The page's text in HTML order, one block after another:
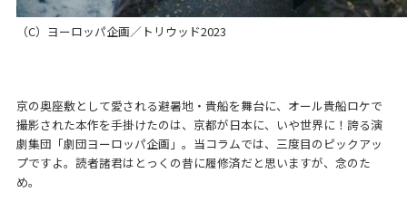
（C）ヨーロッパ企画／トリウッド2023
京の奥座敷として愛される避暑地・貴船を舞台に、オール貴船ロケで
撮影された本作を手掛けたのは、京都が日本に、いや世界に！誇る演
劇集団「劇団ヨーロッパ企画」。当コラムでは、三度目のピックアッ
プですよ。読者諸君はとっくの昔に履修済だと思いますが、念のた
め。